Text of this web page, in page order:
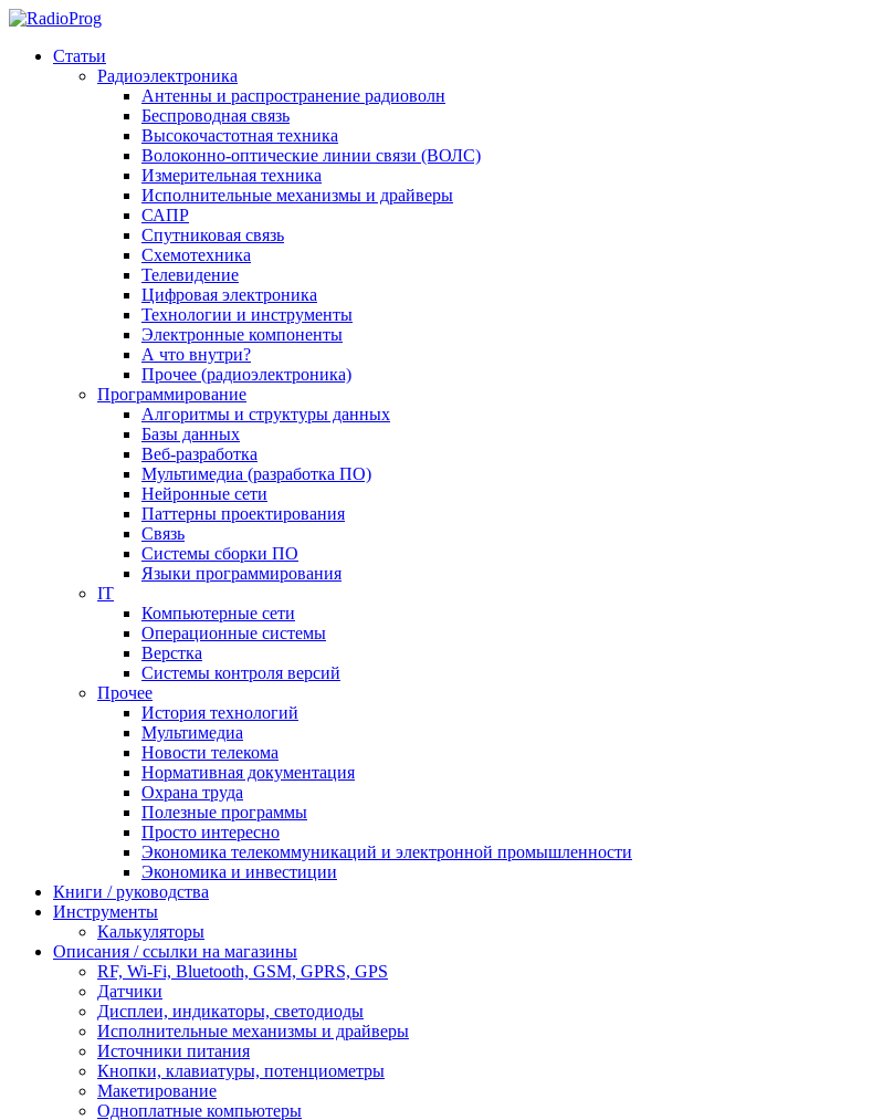
Статьи
Радиоэлектроника
Антенны и распространение радиоволн
Беспроводная связь
Высокочастотная техника
Волоконно-оптические линии связи (ВОЛС)
Измерительная техника
Исполнительные механизмы и драйверы
САПР
Спутниковая связь
Схемотехника
Телевидение
Цифровая электроника
Технологии и инструменты
Электронные компоненты
А что внутри?
Прочее (радиоэлектроника)
Программирование
Алгоритмы и структуры данных
Базы данных
Веб-разработка
Мультимедиа (разработка ПО)
Нейронные сети
Паттерны проектирования
Связь
Системы сборки ПО
Языки программирования
IT
Компьютерные сети
Операционные системы
Верстка
Системы контроля версий
Прочее
История технологий
Мультимедиа
Новости телекома
Нормативная документация
Охрана труда
Полезные программы
Просто интересно
Экономика телекоммуникаций и электронной промышленности
Экономика и инвестиции
Книги / руководства
Инструменты
Калькуляторы
Описания / ссылки на магазины
RF, Wi-Fi, Bluetooth, GSM, GPRS, GPS
Датчики
Дисплеи, индикаторы, светодиоды
Исполнительные механизмы и драйверы
Источники питания
Кнопки, клавиатуры, потенциометры
Макетирование
Одноплатные компьютеры